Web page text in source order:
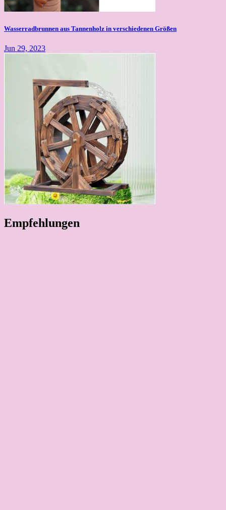
Wasserradbrunnen aus Tannenholz in verschiedenen Größen
Jun 29, 2023
Empfehlungen